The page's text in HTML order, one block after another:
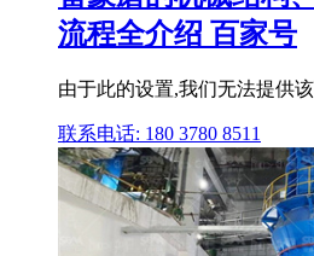
流程全介绍 百家号
由于此的设置,我们无法提供
联系电话: 180 3780 8511